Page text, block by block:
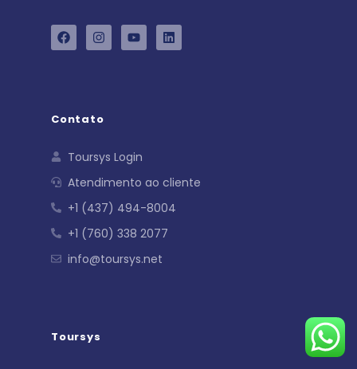
Contato
Toursys Login
Atendimento ao cliente
+1 (437) 494-8004
+1 (760) 338 2077
info@toursys.net
Toursys